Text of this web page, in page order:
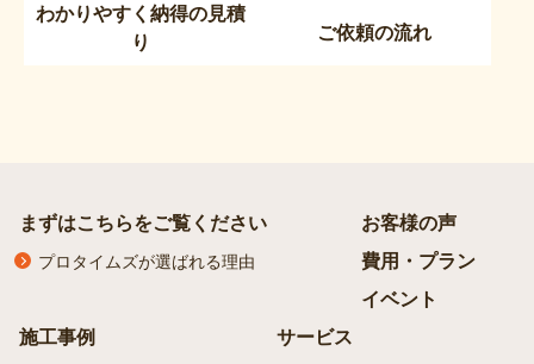
わかりやすく納得の見積
り
ご依頼の流れ
まずはこちらをご覧ください
プロタイムズが選ばれる理由
お客様の声
費用・プラン
イベント
施工事例
サービス